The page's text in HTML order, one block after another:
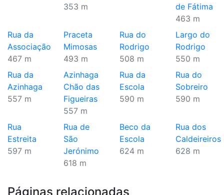
353 m
de Fátima
463 m
Rua da
Associação
467 m
Praceta
Mimosas
493 m
Rua do
Rodrigo
508 m
Largo do
Rodrigo
550 m
Rua da
Azinhaga
557 m
Azinhaga
Chão das
Figueiras
557 m
Rua da
Escola
590 m
Rua do
Sobreiro
590 m
Rua
Estreita
597 m
Rua de
São
Jerónimo
618 m
Beco da
Escola
624 m
Rua dos
Caldeireiros
628 m
Páginas relacionadas